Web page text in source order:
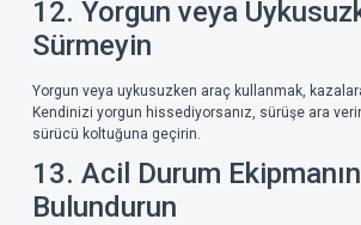
12. Yorgun veya
Sürmeyin
Yorgun veya uykusuzken araç kullanmak,
Kendinizi yorgun hissediyorsanız, sürüşe ara
sürücü koltuğuna geçirin.
13. Acil Durum
Bulundurun